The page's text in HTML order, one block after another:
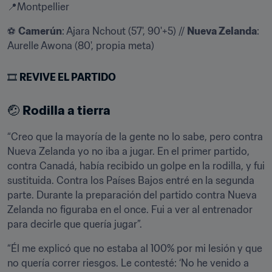
📍Montpellier
⚽️ Camerún: Ajara Nchout (57', 90'+5) // Nueva Zelanda:
Aurelle Awona (80', propia meta)
🎞️ REVIVE EL PARTIDO
🤕 Rodilla a tierra
“Creo que la mayoría de la gente no lo sabe, pero contra
Nueva Zelanda yo no iba a jugar. En el primer partido,
contra Canadá, había recibido un golpe en la rodilla, y fui
sustituida. Contra los Países Bajos entré en la segunda
parte. Durante la preparación del partido contra Nueva
Zelanda no figuraba en el once. Fui a ver al entrenador
para decirle que quería jugar”.
“Él me explicó que no estaba al 100% por mi lesión y que
no quería correr riesgos. Le contesté: ‘No he venido a